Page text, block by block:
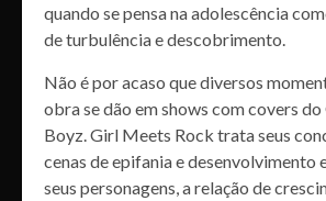
quando se pensa na adolescência
de turbulência e descobrimento.
Não é por acaso que diversos
obra se dão em shows com covers
Boyz. Girl Meets Rock trata seus
cenas de epifania e desenvolvimento
seus personagens, a relação de